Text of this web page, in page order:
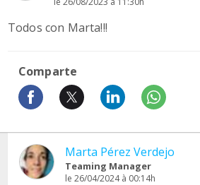
Todos con Marta!!!
Comparte
Marta Pérez Verdejo
Teaming Manager
le 26/04/2024 à 00:14h